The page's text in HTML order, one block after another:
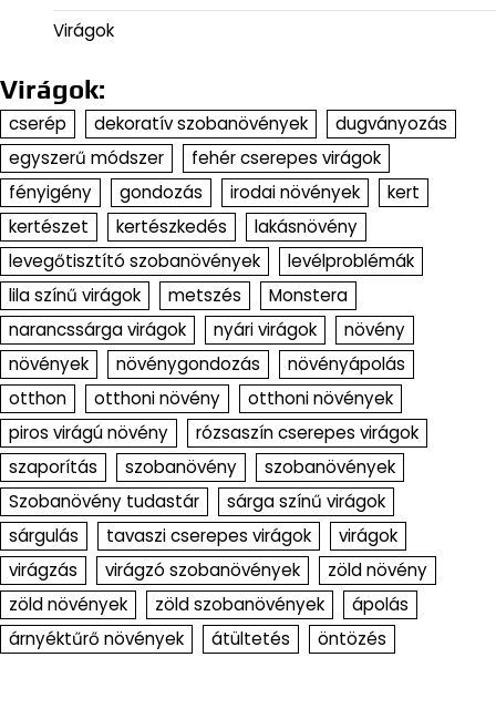
Virágok
Virágok:
cserép dekoratív szobanövények
dugványozás
egyszerű módszer
fehér cserepes virágok
fényigény
gondozás irodai növények
kert
kertészet
kertészkedés
lakásnövény
levegőtisztító szobanövények
levélproblémák
lila színű virágok
metszés
Monstera
narancssárga virágok
nyári virágok
növény
növények
növénygondozás
növényápolás
otthon
otthoni növény
otthoni növények
piros virágú növény
rózsaszín cserepes virágok
szaporítás
szobanövény
szobanövények
Szobanövény tudastár
sárga színű virágok
sárgulás
tavaszi cserepes virágok
virágok
virágzás
virágzó szobanövények
zöld növény
zöld növények
zöld szobanövények
ápolás
árnyéktűrő növények
átültetés öntözés